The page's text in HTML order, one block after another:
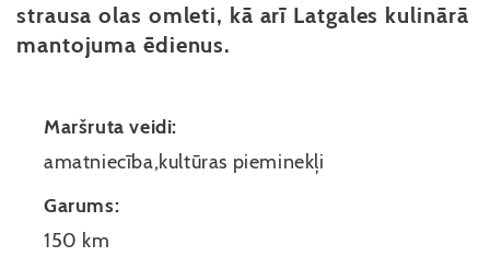
strausa olas omleti, kā arī Latgales kulinārā
mantojuma ēdienus.
Maršruta veidi:
amatniecība,kultūras pieminekļi
Garums:
150 km